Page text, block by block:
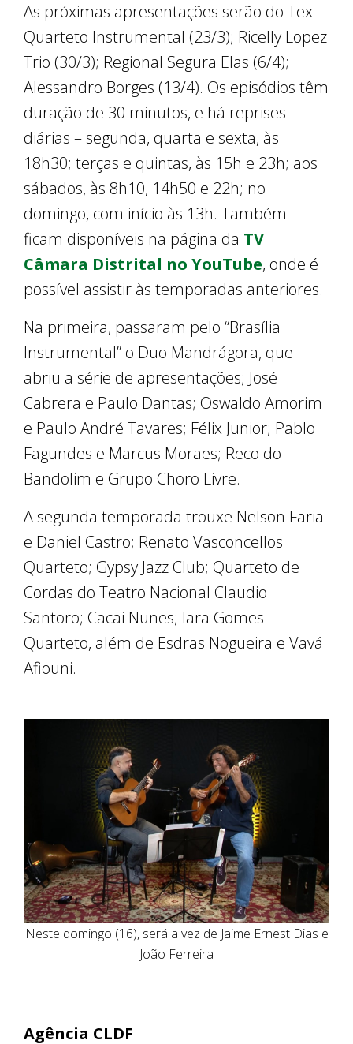
As próximas apresentações serão do Tex
Quarteto Instrumental (23/3); Ricelly Lopez
Trio (30/3); Regional Segura Elas (6/4);
Alessandro Borges (13/4). Os episódios têm
duração de 30 minutos, e há reprises
diárias – segunda, quarta e sexta, às
18h30; terças e quintas, às 15h e 23h; aos
sábados, às 8h10, 14h50 e 22h; no
domingo, com início às 13h. Também
ficam disponíveis na página da TV
Câmara Distrital no YouTube, onde é
possível assistir às temporadas anteriores.
Na primeira, passaram pelo “Brasília
Instrumental” o Duo Mandrágora, que
abriu a série de apresentações; José
Cabrera e Paulo Dantas; Oswaldo Amorim
e Paulo André Tavares; Félix Junior; Pablo
Fagundes e Marcus Moraes; Reco do
Bandolim e Grupo Choro Livre.
A segunda temporada trouxe Nelson Faria
e Daniel Castro; Renato Vasconcellos
Quarteto; Gypsy Jazz Club; Quarteto de
Cordas do Teatro Nacional Claudio
Santoro; Cacai Nunes; Iara Gomes
Quarteto, além de Esdras Nogueira e Vavá
Afiouni.
Neste domingo (16), será a vez de Jaime Ernest Dias e
João Ferreira
Agência CLDF